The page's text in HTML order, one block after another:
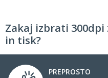
Zakaj izbrati
in tisk?
PREPROSTO